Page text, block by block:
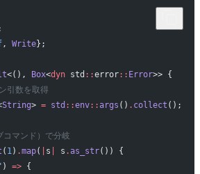
, Write};
<(), Box<dyn std ::error:: Error>> {
引数を取得
String> = std ::env::args () . collect ();
マンド）で分岐
( 1 ) .map( s s .as_str()) {
) => {